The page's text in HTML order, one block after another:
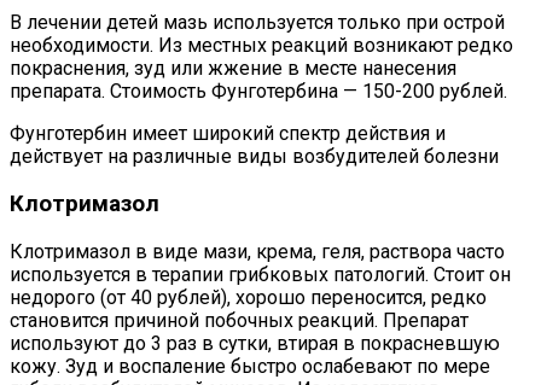
В лечении детей мазь используется только при острой
необходимости. Из местных реакций возникают редко
покраснения, зуд или жжение в месте нанесения
препарата. Стоимость Фунготербина — 150-200 рублей.
Фунготербин имеет широкий спектр действия и
действует на различные виды возбудителей болезни
Клотримазол
Клотримазол в виде мази, крема, геля, раствора часто
используется в терапии грибковых патологий. Стоит он
недорого (от 40 рублей), хорошо переносится, редко
становится причиной побочных реакций. Препарат
используют до 3 раз в сутки, втирая в покрасневшую
кожу. Зуд и воспаление быстро ослабевают по мере